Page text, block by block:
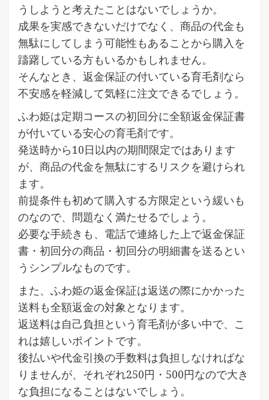
うしようと考えたことはないでしょうか。
成果を実感できないだけでなく、商品の代金も
無駄にしてしまう可能性もあることから購入を
躊躇している方もいるかもしれません。
そんなとき、返金保証の付いている育毛剤なら
不安感を軽減して気軽に注文できるでしょう。
ふわ姫は定期コースの初回分に全額返金保証書
が付いている安心の育毛剤です。
発送時から10日以内の期間限定ではあります
が、商品の代金を無駄にするリスクを避けられ
ます。
前提条件も初めて購入する方限定という緩いも
のなので、問題なく満たせるでしょう。
必要な手続きも、電話で連絡した上で返金保証
書・初回分の商品・初回分の明細書を送るとい
うシンプルなものです。
また、ふわ姫の返金保証は返送の際にかかった
送料も全額返金の対象となります。
返送料は自己負担という育毛剤が多い中で、こ
れは嬉しいポイントです。
後払いや代金引換の手数料は負担しなければな
りませんが、それぞれ250円・500円なので大き
な負担になることはないでしょう。